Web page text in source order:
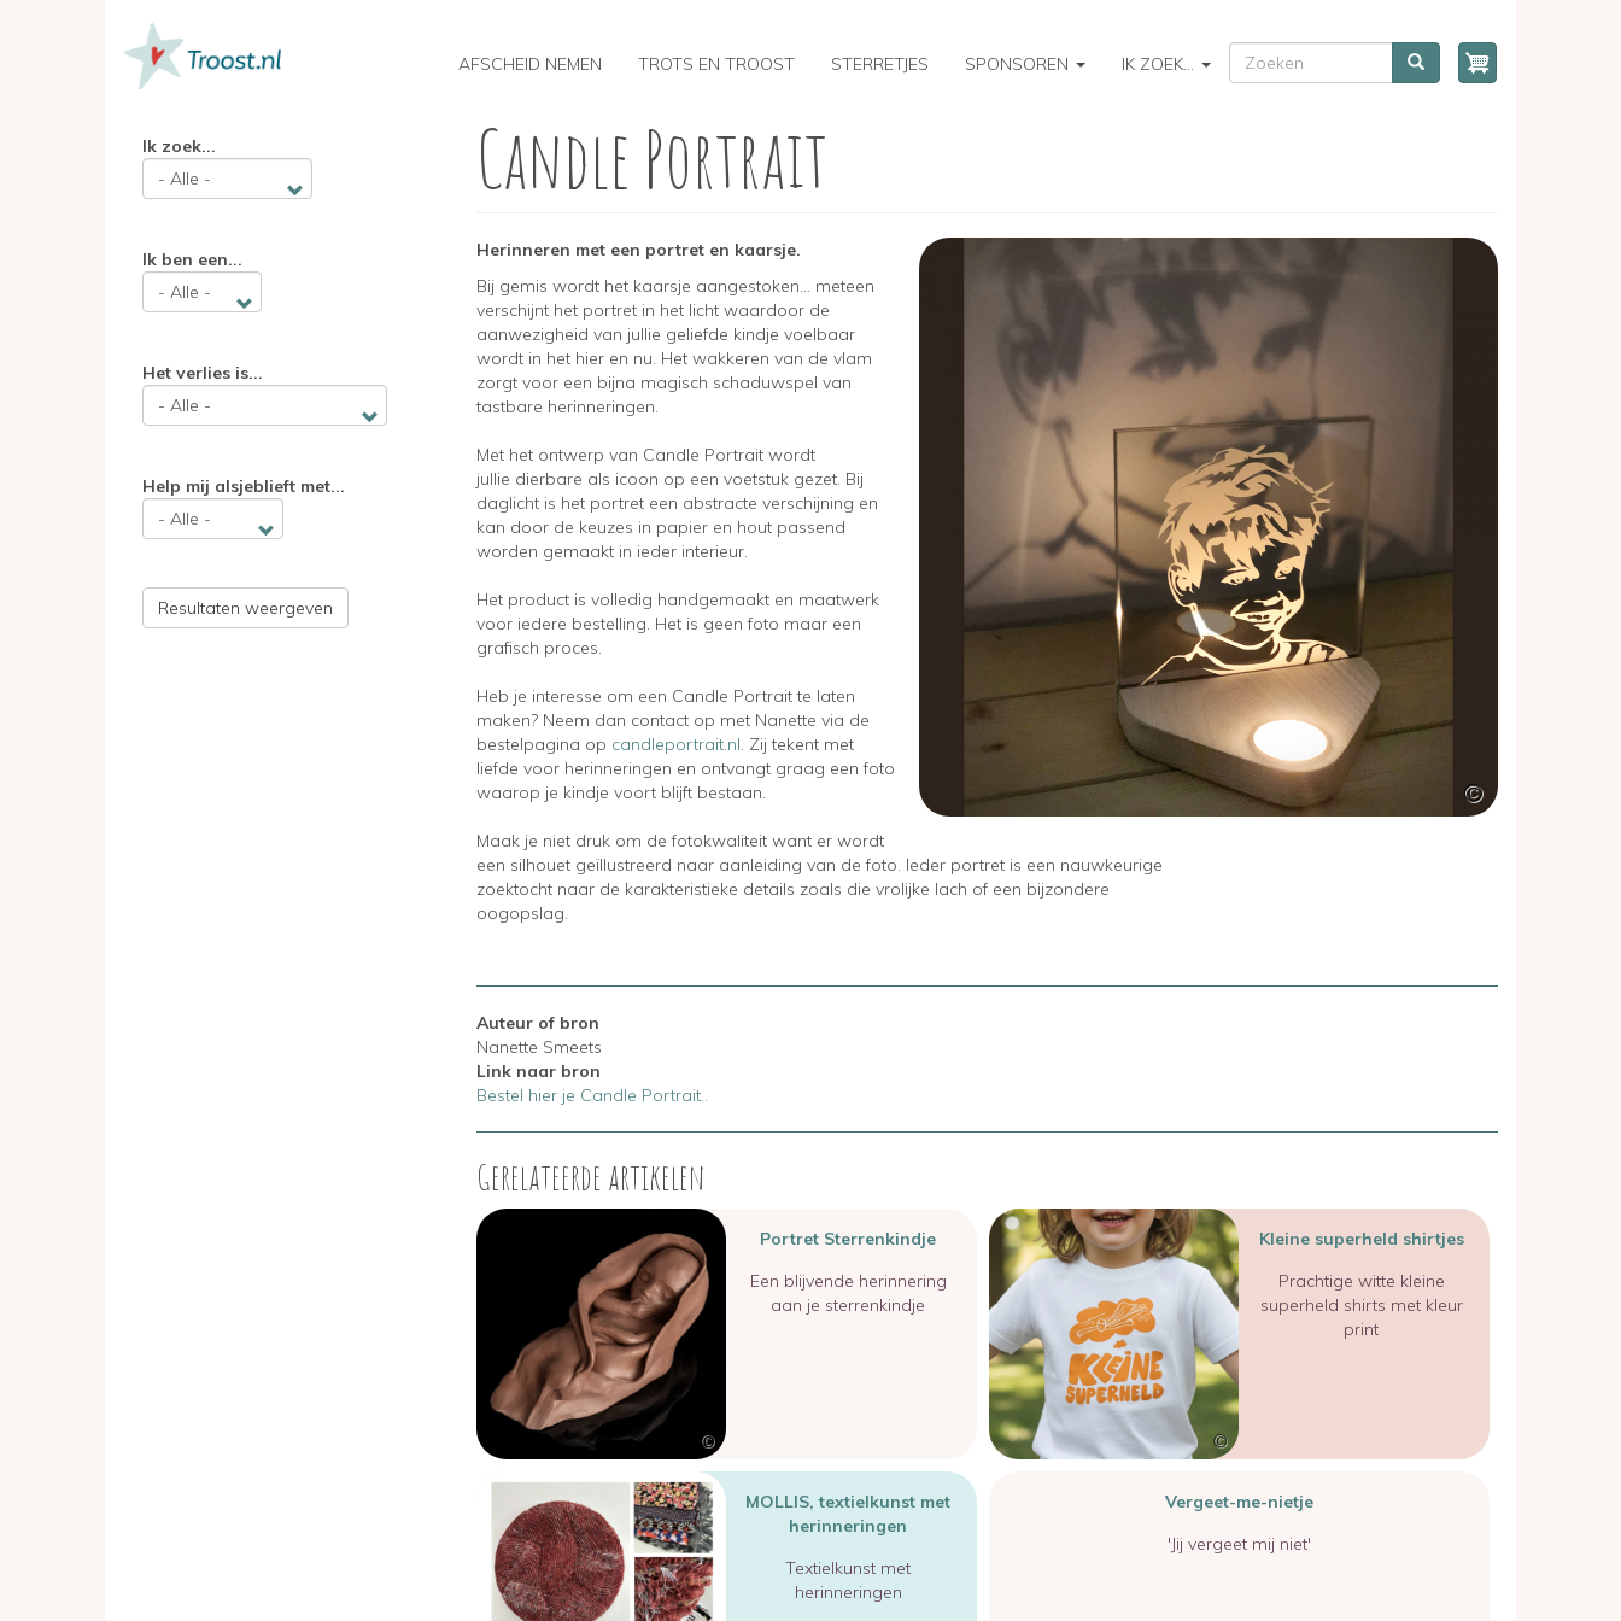
ZOEKEN Zoeken
MAIN
NAVIGATION
AFSCHEID NEMEN TROTS EN TROOST STERRETJES SPONSOREN IK ZOEK...
Ik zoek...
Ik ben een...
Het verlies is...
Help mij alsjeblieft met...
Resultaten weergeven
Candle Portrait
Image
Herinneren met een portret en kaarsje.
Bij gemis wordt het kaarsje aangestoken... meteen
verschijnt het portret in het licht waardoor de
aanwezigheid van jullie geliefde kindje voelbaar
wordt in het hier en nu. Het wakkeren van de vlam
zorgt voor een bijna magisch schaduwspel van
tastbare herinneringen.
Met het ontwerp van Candle Portrait wordt
jullie dierbare als icoon op een voetstuk gezet. Bij
daglicht is het portret een abstracte verschijning en
kan door de keuzes in papier en houtpassend
worden gemaakt in ieder interieur.
Het product is volledig handgemaakt en maatwerk
voor iedere bestelling. Het is geen foto maar een
grafisch proces.
Heb je interesse om een Candle Portrait te laten
maken? Neem dan contact op met Nanette via de
bestelpagina op candleportrait.nl. Zij tekent met
liefde voor herinneringen en ontvangt graag een foto
waarop je kindje voort blijft bestaan.
Maak je niet druk om de fotokwaliteit want er wordt
een silhouet geïllustreerd naar aanleiding van de foto. Ieder portret is een nauwkeurige
zoektochtnaar de karakteristieke details zoals die vrolijke lach of een bijzondere
oogopslag.
Auteur of bron
Nanette Smeets
Link naar bron
Bestel hier je Candle Portrait..
Gerelateerde artikelen
Image
Portret Sterrenkindje
Een blijvende herinnering
aan je sterrenkindje
Image
Kleine superheld shirtjes
Prachtige witte kleine
superheld shirts met kleur
print
Image
MOLLIS, textielkunst met
herinneringen
Textielkunst met
herinneringen
Vergeet-me-nietje
'Jij vergeet mij niet'